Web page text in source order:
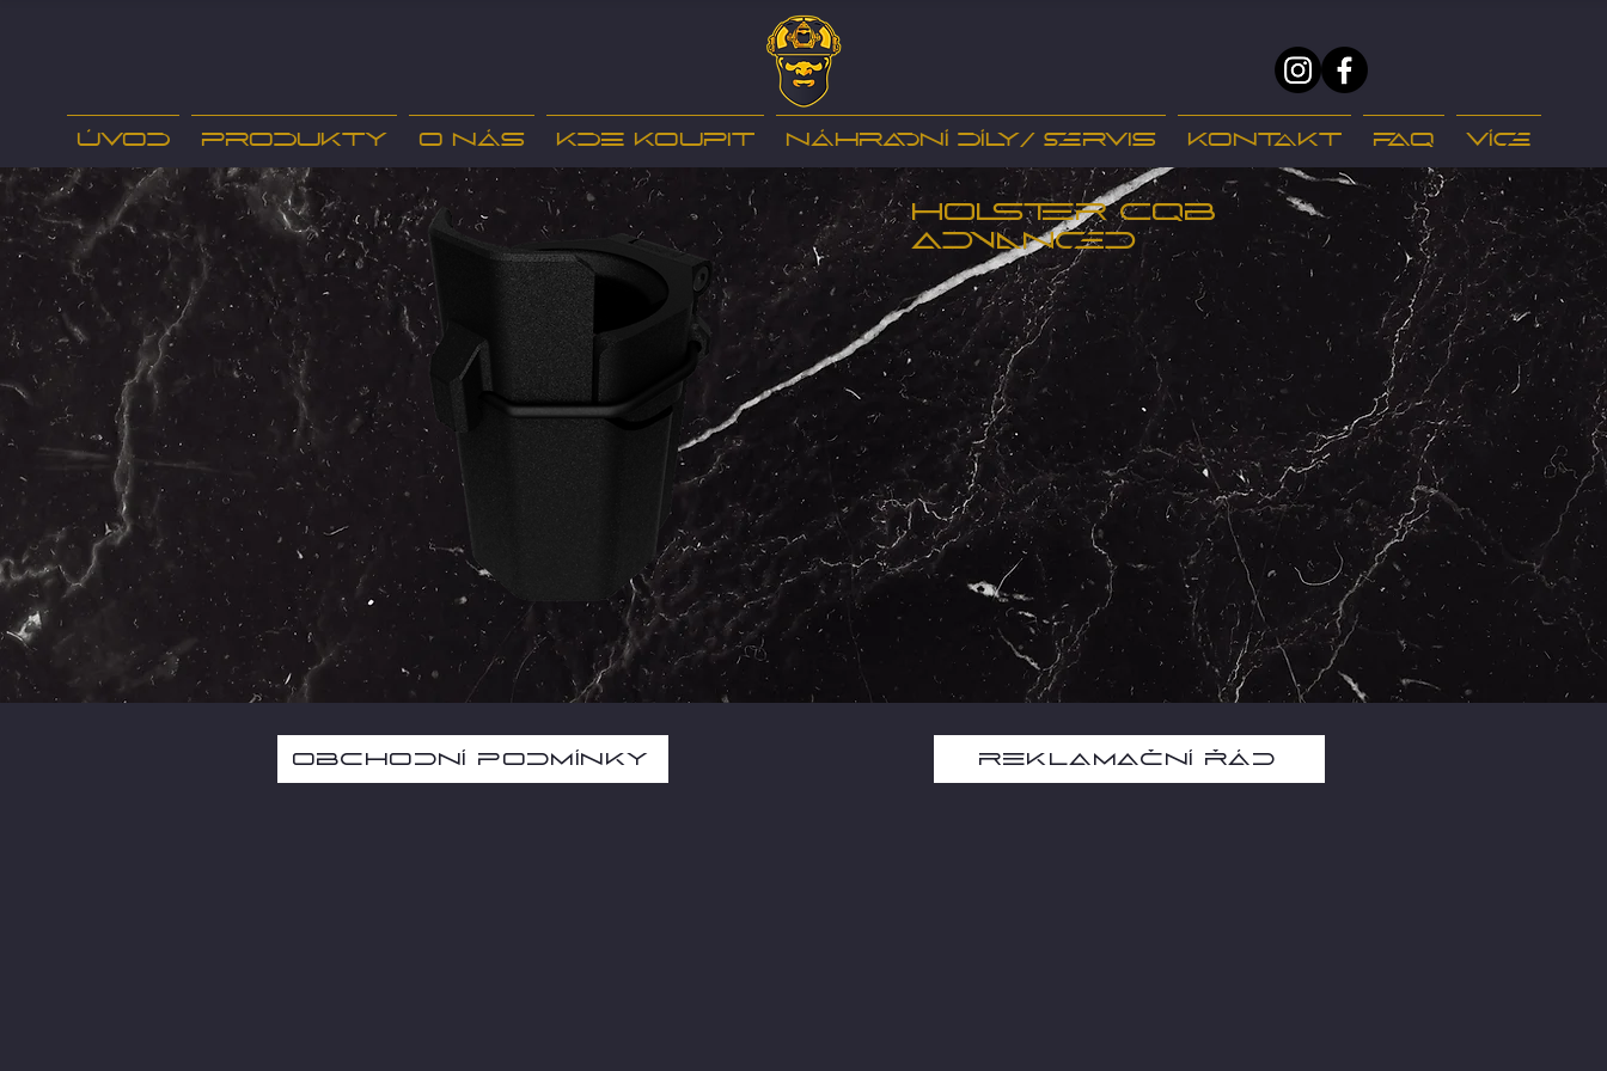
Úvod Produkty O nás Kde koupit Náhradní díly/ servis Kontakt FAQ Více
Holster CQB
Advanced
Obchodní podmínky Reklamační řád